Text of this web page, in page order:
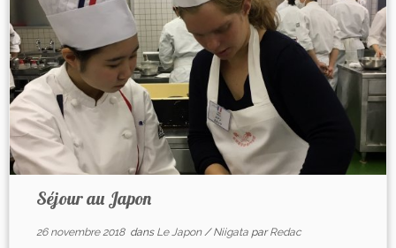
Séjour au Japon
26 novembre 2018dans Le Japon/Niigata parRedac